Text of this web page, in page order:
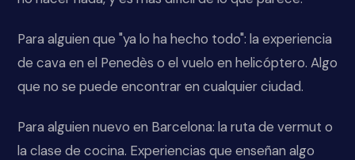
Para alguien que "ya lo ha hecho todo": la experiencia
de cava en el Penedès o el vuelo en helicóptero. Algo
que no se puede encontrar en cualquier ciudad.
Para alguien nuevo en Barcelona: la ruta de vermut o
la clase de cocina. Experiencias que enseñan algo